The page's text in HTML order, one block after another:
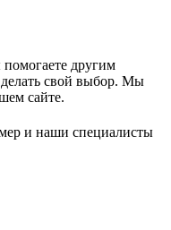
другим
делать свой выбор. Мы
сайте.
и наши специалисты